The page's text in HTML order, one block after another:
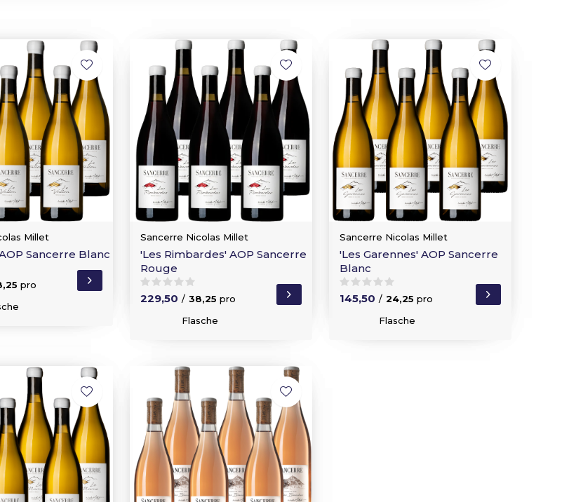
Millet
Sancerre Blanc
pro
Sancerre Nicolas Millet
'Les Rimbardes' AOP Sancerre
Rouge
229,50 / 38,25 pro
Flasche
Sancerre Nicolas Millet
'Les Garennes' AOP Sancerre
Blanc
145,50 / 24,25 pro
Flasche